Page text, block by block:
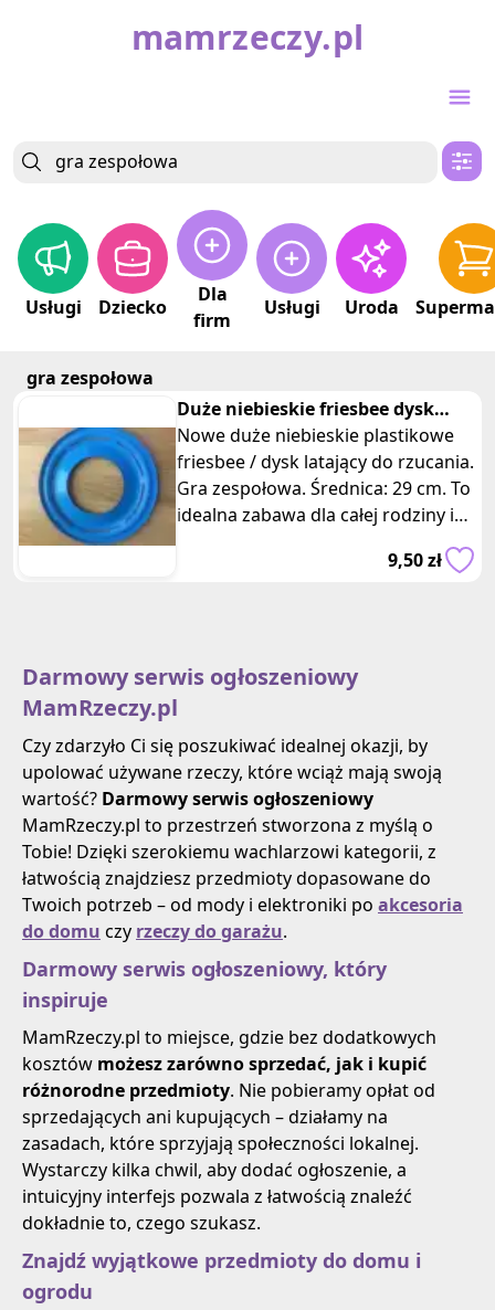
mamrzeczy.pl
Usługi Dziecko
Dla
firm
Usługi Uroda
gra zespołowa
Duże niebieskie friesbee dysk
latający do rzucania
Nowe duże niebieskie plastikowe
friesbee / dysk latający do rzucania.
Gra zespołowa. Średnica: 29 cm. To
idealna zabawa dla całej rodziny i
9,50 zł
Darmowy serwis ogłoszeniowy
MamRzeczy.pl
Czy zdarzyło Ci się poszukiwać idealnej okazji, by
upolować używane rzeczy, które wciąż mają swoją
wartość? Darmowy serwis ogłoszeniowy
MamRzeczy.pl to przestrzeń stworzona z myślą o
Tobie! Dzięki szerokiemu wachlarzowi kategorii, z
łatwością znajdziesz przedmioty dopasowane do
Twoich potrzeb – od mody i elektroniki po akcesoria
do domu czy rzeczy do garażu.
Darmowy serwis ogłoszeniowy, który
inspiruje
MamRzeczy.pl to miejsce, gdzie bez dodatkowych
kosztów możesz zarówno sprzedać, jak i kupić
różnorodne przedmioty. Nie pobieramy opłat od
sprzedających ani kupujących – działamy na
zasadach, które sprzyjają społeczności lokalnej.
Wystarczy kilka chwil, aby dodać ogłoszenie, a
intuicyjny interfejs pozwala z łatwością znaleźć
dokładnie to, czego szukasz.
Znajdź wyjątkowe przedmioty do domu i
ogrodu